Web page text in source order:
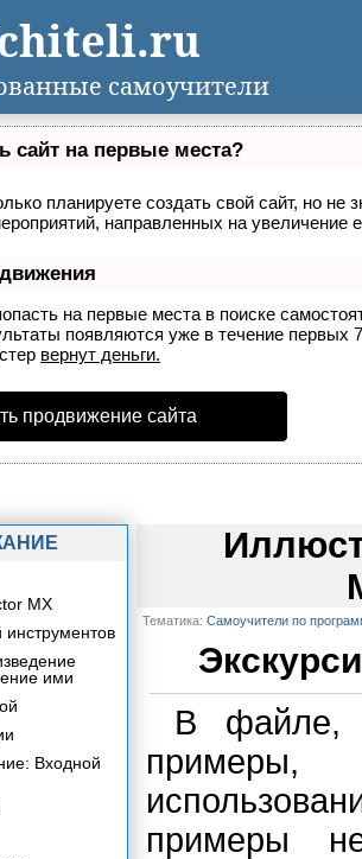
сайт на первые места?
планируете создать свой сайт, но не
направленных на увеличение
на первые места в поиске
появляются уже в течение первых
вернут деньги.
продвижение сайта
Тематика: Самоучители по
В файле,
примеры,
примеры
MX
инструментов
ими
Входной
самоучители